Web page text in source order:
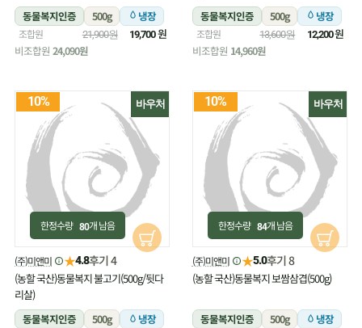
동물복지인증
500g 냉장
조합원 13,600원 12,200원
비조합원 14,960원
동물복지인증 500g 냉장
조합원 21,900원 19,700원
비조합원 24,090원
바우처
10%
한정수량 84개 남음
(주)미앤미 ★5.0후기 8
(농할 국산)동물복지 보쌈삼겹(500g)
동물복지인증 500g 냉장
바우처
10%
한정수량 80개 남음
(주)미앤미 ★4.8후기 4
(농할 국산)동물복지 불고기(500g/뒷다
리살)
동물복지인증
500g 냉장